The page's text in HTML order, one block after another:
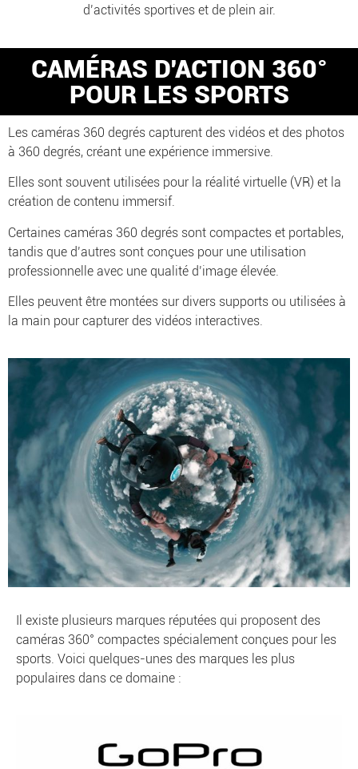
d’activités sportives et de plein air.
CAMÉRAS D'ACTION 360°
POUR LES SPORTS
Les caméras 360 degrés capturent des vidéos et des photos
à 360 degrés, créant une expérience immersive.
Elles sont souvent utilisées pour la réalité virtuelle (VR) et la
création de contenu immersif.
Certaines caméras 360 degrés sont compactes et portables,
tandis que d’autres sont conçues pour une utilisation
professionnelle avec une qualité d’image élevée.
Elles peuvent être montées sur divers supports ou utilisées à
la main pour capturer des vidéos interactives.
Il existe plusieurs marques réputées qui proposent des
caméras 360° compactes spécialement conçues pour les
sports. Voici quelques-unes des marques les plus
populaires dans ce domaine :